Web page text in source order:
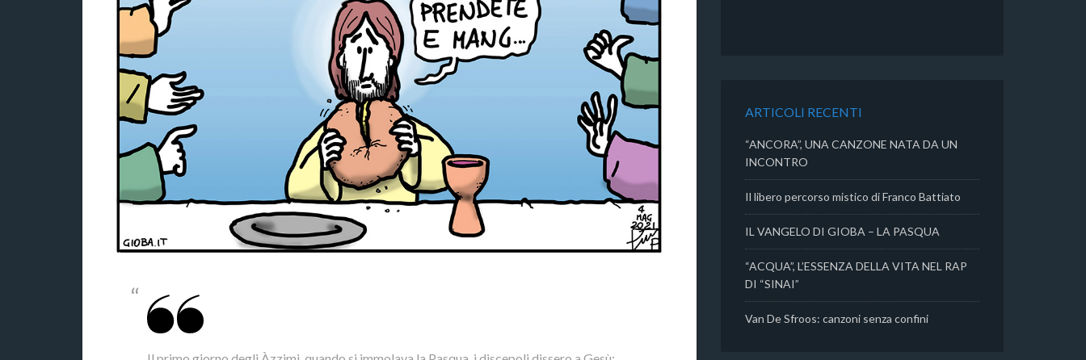
i
ARTICOLI RECENTI
“ANCORA”, UNA CANZONE NATA DA UN
INCONTRO
Il libero percorso mistico di Franco Battiato
IL VANGELO DI GIOBA – LA PASQUA
“ACQUA”, L’ESSENZA DELLA VITA NEL RAP
DI “SINAI”
Van De Sfroos: canzoni senza confini